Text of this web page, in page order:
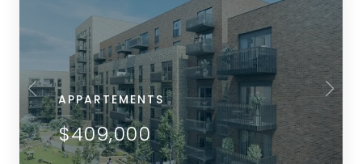
APPARTEMENTS
$409,000